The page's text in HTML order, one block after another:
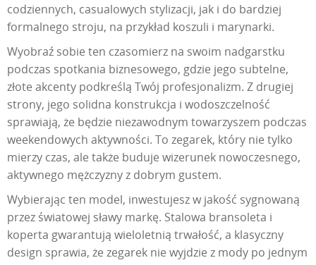
codziennych, casualowych stylizacji, jak i do bardziej
formalnego stroju, na przykład koszuli i marynarki.
Wyobraź sobie ten czasomierz na swoim nadgarstku
podczas spotkania biznesowego, gdzie jego subtelne,
złote akcenty podkreślą Twój profesjonalizm. Z drugiej
strony, jego solidna konstrukcja i wodoszczelność
sprawiają, że będzie niezawodnym towarzyszem podczas
weekendowych aktywności. To zegarek, który nie tylko
mierzy czas, ale także buduje wizerunek nowoczesnego,
aktywnego mężczyzny z dobrym gustem.
Wybierając ten model, inwestujesz w jakość sygnowaną
przez światowej sławy markę. Stalowa bransoleta i
koperta gwarantują wieloletnią trwałość, a klasyczny
design sprawia, że zegarek nie wyjdzie z mody po jednym